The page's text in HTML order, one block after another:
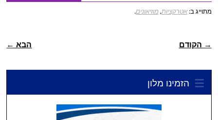
מתוייג ב:אטרקציות, מוזיאונים.
→ הקודם הבא ←
הזמינו מלון